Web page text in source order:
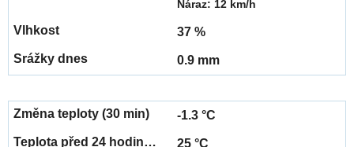
Náraz: 12 km/h
37 %
0.9 mm
-1.3 °C
25 °C